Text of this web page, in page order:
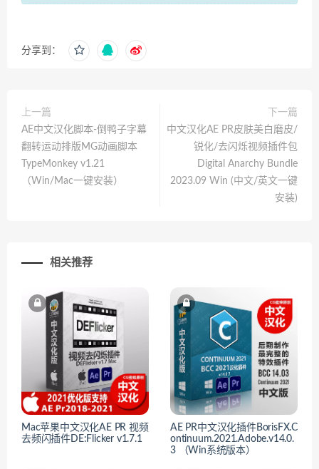
分享到：
上一篇
AE中文汉化脚本-倒鸭子字幕
翻转运动排版MG动画脚本
TypeMonkey v1.21
（Win/Mac一键安装）
下一篇
中文汉化AE PR皮肤美白磨皮/
锐化/去闪烁视频插件包
Digital Anarchy Bundle
2023.09 Win (中文/英文一键
安装)
相关推荐
Mac苹果中文汉化AE PR 视频
去频闪插件DE:Flicker v1.7.1
AE PR中文汉化插件BorisFX.C
ontinuum.2021.Adobe.v14.0.
3 （Win系统版本）